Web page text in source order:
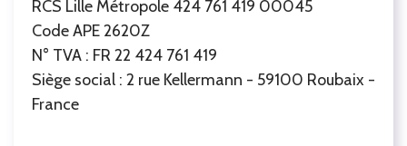
RCS Lille Métropole 424 761 419 00045
Code APE 2620Z
N° TVA : FR 22 424 761 419
Siège social : 2 rue Kellermann - 59100 Roubaix -
France